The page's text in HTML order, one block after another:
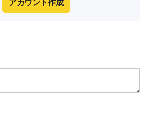
アカウント作成